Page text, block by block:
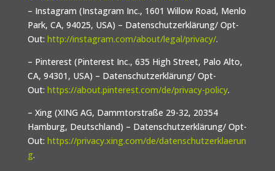
– Instagram (Instagram Inc., 1601 Willow Road, Menlo
Park, CA, 94025, USA) – Datenschutzerklärung/ Opt-
Out: http://instagram.com/about/legal/privacy/.
– Pinterest (Pinterest Inc., 635 High Street, Palo Alto,
CA, 94301, USA) – Datenschutzerklärung/ Opt-
Out: https://about.pinterest.com/de/privacy-policy.
– Xing (XING AG, Dammtorstraße 29-32, 20354
Hamburg, Deutschland) – Datenschutzerklärung/ Opt-
Out: https://privacy.xing.com/de/datenschutzerklaerun
g.